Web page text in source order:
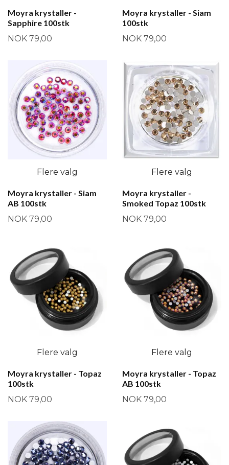
Moyra krystaller -
Sapphire 100stk
NOK 79,00
Moyra krystaller - Siam
100stk
NOK 79,00
Flere valg
Moyra krystaller - Siam
AB 100stk
NOK 79,00
Flere valg
Moyra krystaller -
Smoked Topaz 100stk
NOK 79,00
Flere valg
Moyra krystaller - Topaz
100stk
NOK 79,00
Flere valg
Moyra krystaller - Topaz
AB 100stk
NOK 79,00